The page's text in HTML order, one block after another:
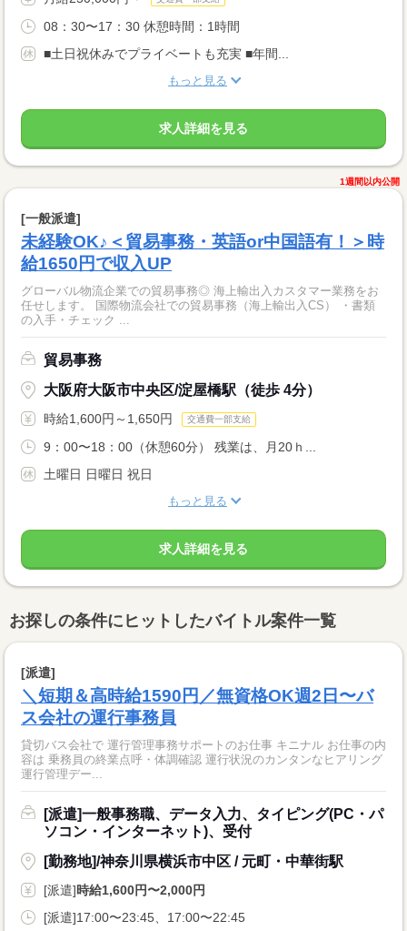
08：30〜17：30 休憩時間：1時間
■土日祝休みでプライベートも充実 ■年間...
もっと見る
求人詳細を見る
1週間以内公開
[一般派遣]
未経験OK♪＜貿易事務・英語or中国語有！＞時
給1650円で収入UP
グローバル物流企業での貿易事務◎ 海上輸出入カスタマー業務をお
任せします。 国際物流会社での貿易事務（海上輸出入CS） ・書類
の入手・チェック ...
貿易事務
大阪府大阪市中央区/淀屋橋駅（徒歩 4分）
時給1,600円～1,650円 交通費一部支給
9：00〜18：00（休憩60分） 残業は、月20ｈ...
土曜日 日曜日 祝日
もっと見る
求人詳細を見る
お探しの条件にヒットしたバイトル案件一覧
[派遣]
＼短期＆高時給1590円／無資格OK週2日〜バ
ス会社の運行事務員
貸切バス会社で 運行管理事務サポートのお仕事 キニナル お仕事の内
容は 乗務員の終業点呼・体調確認 運行状況のカンタンなヒアリング
運行管理デー...
[派遣]一般事務職、データ入力、タイピング(PC・パ
ソコン・インターネット)、受付
[勤務地]/神奈川県横浜市中区 / 元町・中華街駅
[派遣]時給1,600円〜2,000円
[派遣]17:00〜23:45、17:00〜22:45